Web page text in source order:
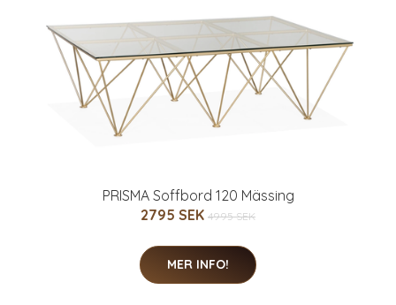
PRISMA Soffbord 120 Mässing
2795 SEK 4995 SEK
MER INFO!